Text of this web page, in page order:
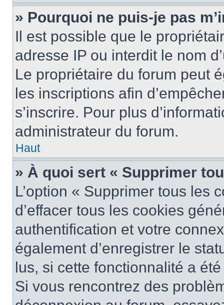
» Pourquoi ne puis-je pas
Il est possible que le
adresse IP ou interdit le nom
Le propriétaire du forum peut
les inscriptions afin
s’inscrire. Pour plus
administrateur du forum.
Haut
» À quoi sert « Supprimer
L’option « Supprimer tous les
d’effacer tous les cookies
authentification et votre
également d’enregistrer le
lus, si cette fonctionnalité a
Si vous rencontrez des